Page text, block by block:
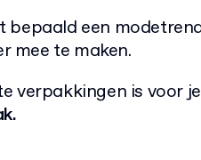
bepaald een
mee te maken.
verpakkingen is voor